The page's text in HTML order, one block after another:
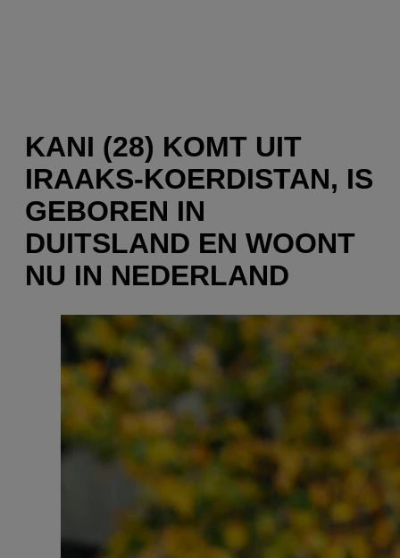
KANI (28) KOMT UIT
IRAAKS-KOERDISTAN, IS
GEBOREN IN
DUITSLAND EN WOONT
NU IN NEDERLAND